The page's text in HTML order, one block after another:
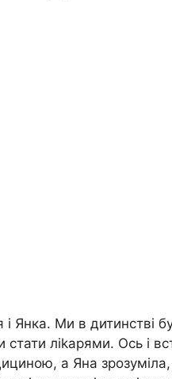
і Янка. Ми в дитинстві
ліkарями. Ось і
а Яна